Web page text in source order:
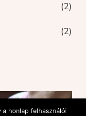
(2)
(2)
a honlap felhasználói